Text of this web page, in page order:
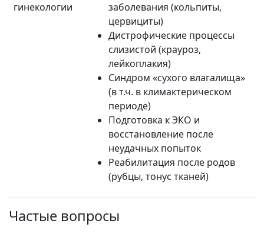
гинекологии
заболевания (кольпиты,
цервициты)
Дистрофические процессы
слизистой (крауроз,
лейкоплакия)
Синдром «сухого влагалища»
(в т.ч. в климактерическом
периоде)
Подготовка к ЭКО и
восстановление после
неудачных попыток
Реабилитация после родов
(рубцы, тонус тканей)
Частые вопросы